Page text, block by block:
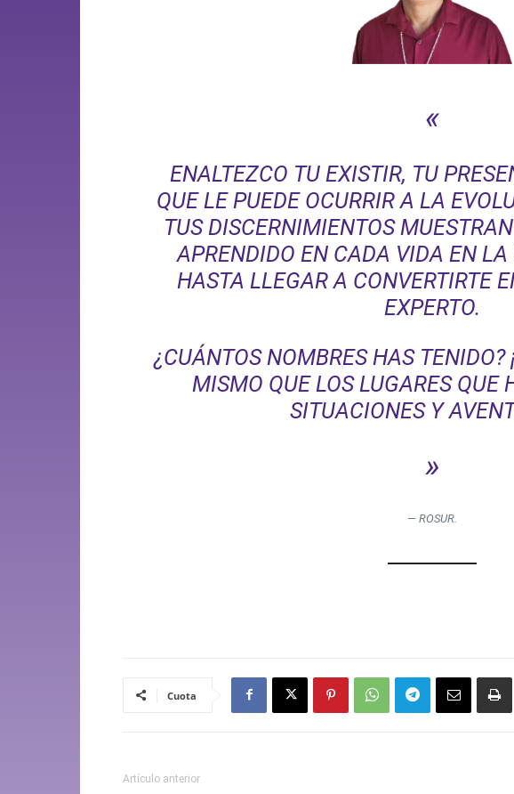
«
ENALTEZCO TU EXISTIR, TU
QUE LE PUEDE OCURRIR A LA
TUS DISCERNIMIENTOS
APRENDIDO EN CADA VIDA EN LA
HASTA LLEGAR A CONVERTIRTE
EXPERTO.
¿CUÁNTOS NOMBRES HAS TENIDO?
MISMO QUE LOS LUGARES QUE
SITUACIONES Y
»
— ROSUR.
Cuota
Artículo anterior